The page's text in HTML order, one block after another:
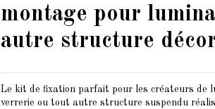
montage pour
autre structure
Le kit de fixation parfait pour les créateurs de
verrerie ou tout autre structure suspendu